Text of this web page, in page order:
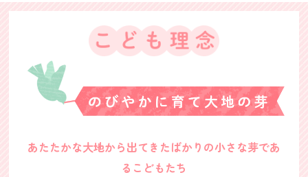
あたたかな大地から出てきたばかりの小さな芽であ
るこどもたち